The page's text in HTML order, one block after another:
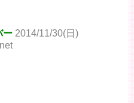
ー 2014/11/30(日)